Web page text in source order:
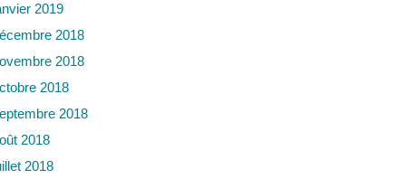
2019
2018
2018
2018
2018
2018
2018